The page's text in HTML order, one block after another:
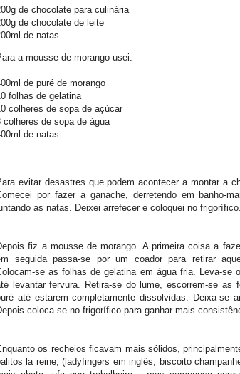
de chocolate para culinária
de chocolate de leite
de natas
a mousse de morango usei:
de puré de morango
folhas de gelatina
colheres de sopa de açúcar
colheres de sopa de água
de natas
evitar desastres que podem acontecer a montar a
por fazer a ganache, derretendo em banho-
as natas. Deixei arrefecer e coloquei no frigorífico.
fiz a mousse de morango. A primeira coisa a
seguida passa-se por um coador para retirar
se as folhas de gelatina em água fria. Leva-se
levantar fervura. Retira-se do lume, escorrem-se as
até estarem completamente dissolvidas. Deixa-se
coloca-se no frigorífico para ganhar mais
os recheios ficavam mais sólidos,
la reine, (ladyfingers em inglês, biscoito